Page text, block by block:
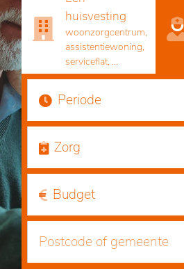
huisvesting
woonzorgcentrum,
assistentiewoning,
serviceflat, ...
Periode
Zorg
Budget